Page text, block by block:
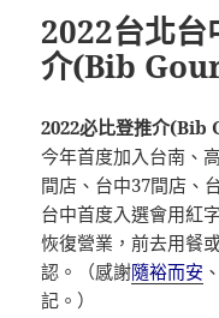
2022台北台
介(Bib
2022必比登推介
今年首度加入台南、
間店、台中37間店、
台中首度入選會用紅
恢復營業，前去用餐
認。（感謝隨裕而安 、
記。）